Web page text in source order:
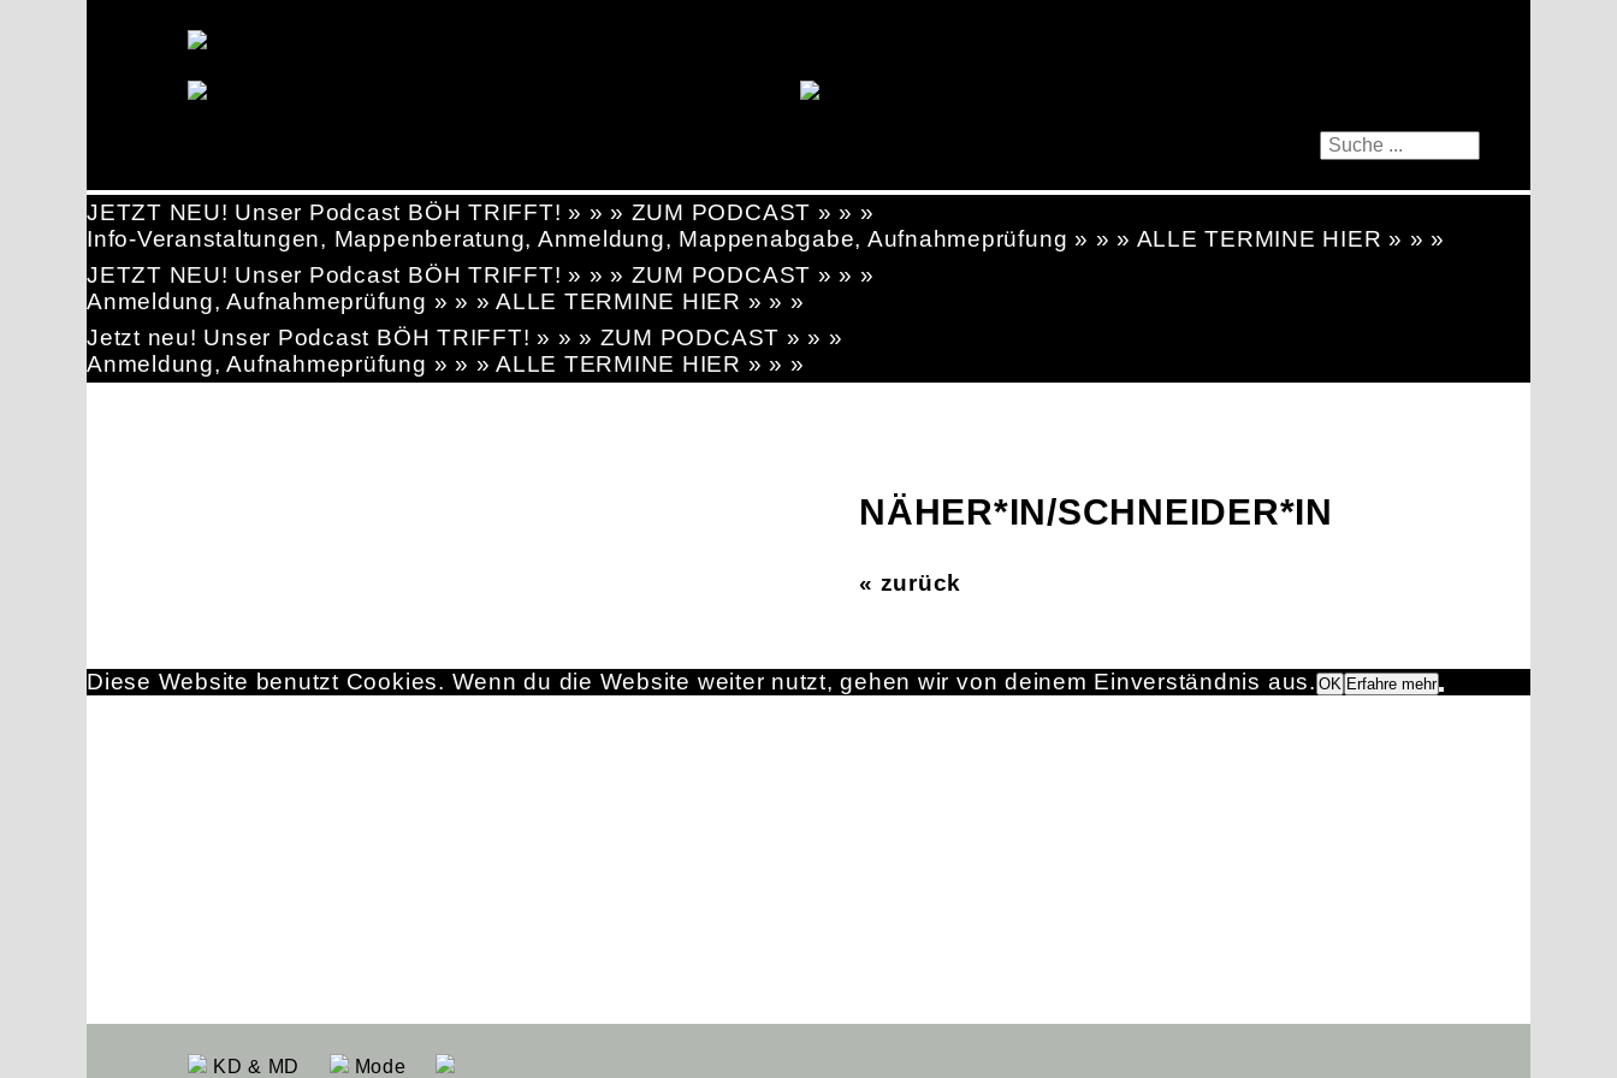
JETZT NEU! Unser Podcast BÖH TRIFFT! » » » ZUM PODCAST » » »
Info-Veranstaltungen, Mappenberatung, Anmeldung, Mappenabgabe, Aufnahmeprüfung » » » ALLE TERMINE HIER » » »
JETZT NEU! Unser Podcast BÖH TRIFFT! » » » ZUM PODCAST » » »
Anmeldung, Aufnahmeprüfung » » » ALLE TERMINE HIER » » »
Jetzt neu! Unser Podcast BÖH TRIFFT! » » » ZUM PODCAST » » »
Anmeldung, Aufnahmeprüfung » » » ALLE TERMINE HIER » » »
NÄHER*IN/SCHNEIDER*IN
« zurück
KD & MD Mode
Diese Website benutzt Cookies. Wenn du die Website weiter nutzt, gehen wir von deinem Einverständnis aus. OK Erfahre mehr